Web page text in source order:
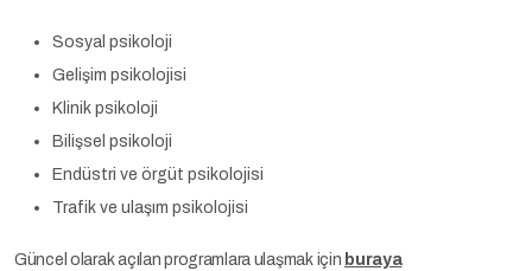
Sosyal psikoloji
Gelişim psikolojisi
Klinik psikoloji
Bilişsel psikoloji
Endüstri ve örgüt psikolojisi
Trafik ve ulaşım psikolojisi
Güncel olarak açılan programlara ulaşmak için buraya